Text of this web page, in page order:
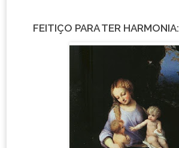
FEITIÇO PARA TER HARMONIA: